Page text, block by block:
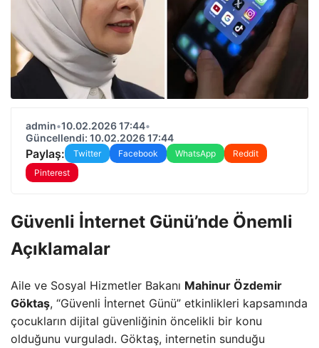
admin•10.02.2026 17:44•
Güncellendi: 10.02.2026 17:44
Paylaş: Twitter Facebook WhatsApp
Reddit
Pinterest
Güvenli İnternet Günü’nde Önemli
Açıklamalar
Aile ve Sosyal Hizmetler Bakanı Mahinur Özdemir
Göktaş, “Güvenli İnternet Günü” etkinlikleri kapsamında
çocukların dijital güvenliğinin öncelikli bir konu
olduğunu vurguladı. Göktaş, internetin sunduğu